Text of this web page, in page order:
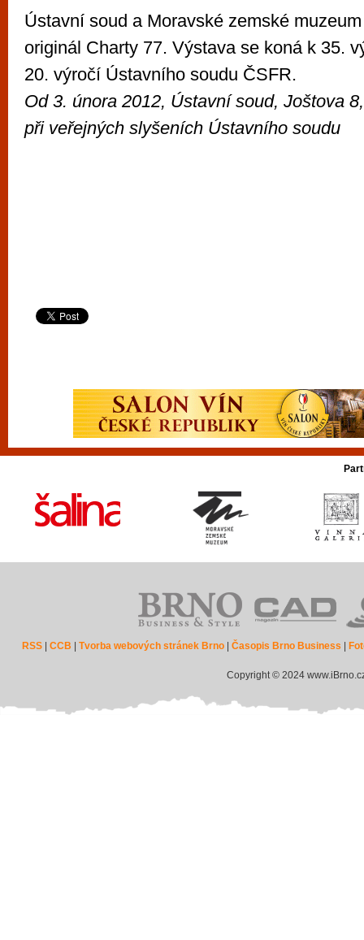
Ústavní soud a Moravské zemské
originál Charty 77. Výstava se koná k 35.
20. výročí Ústavního soudu ČSFR.
Od 3. února 2012, Ústavní soud, Joštova
při veřejných slyšeních Ústavního soudu
RSS |CCB |Tvorba webových stránek Brno |Časopis Brno Business
Copyright © 2024